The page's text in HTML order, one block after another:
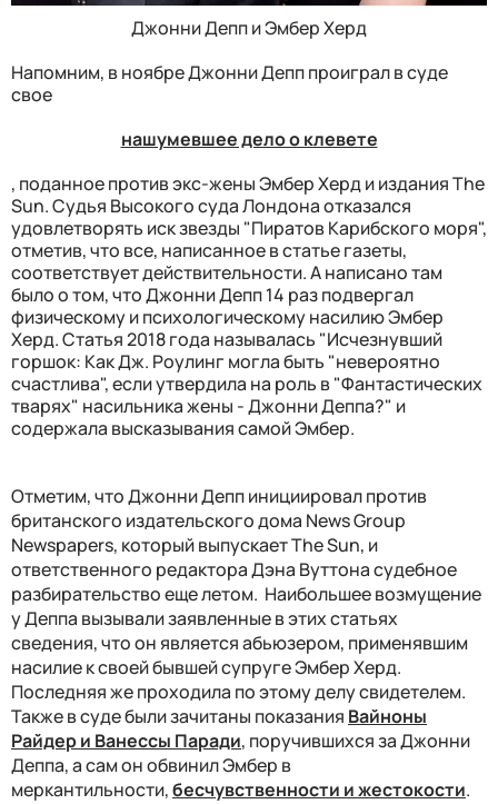
Джонни Депп и Эмбер Херд
Напомним, в ноябре Джонни Депп проиграл в суде
свое
нашумевшее дело о клевете
, поданное против экс-жены Эмбер Херд и издания The
Sun. Судья Высокого суда Лондона отказался
удовлетворять иск звезды "Пиратов Карибского моря",
отметив, что все, написанное в статье газеты,
соответствует действительности. А написано там
было о том, что Джонни Депп 14 раз подвергал
физическому и психологическому насилию Эмбер
Херд. Статья 2018 года называлась "Исчезнувший
горшок: Как Дж. Роулинг могла быть "невероятно
счастлива", если утвердила на роль в "Фантастических
тварях" насильника жены - Джонни Деппа?" и
содержала высказывания самой Эмбер.
Отметим, что Джонни Депп инициировал против
британского издательского дома News Group
Newspapers, который выпускает The Sun, и
ответственного редактора Дэна Вуттона судебное
разбирательство еще летом. Наибольшее возмущение
у Деппа вызывали заявленные в этих статьях
сведения, что он является абьюзером, применявшим
насилие к своей бывшей супруге Эмбер Херд.
Последняя же проходила по этому делу свидетелем.
Также в суде были зачитаны показания Вайноны
Райдер и Ванессы Паради, поручившихся за Джонни
Деппа, а сам он обвинил Эмбер в
меркантильности,бесчувственности и жестокости.